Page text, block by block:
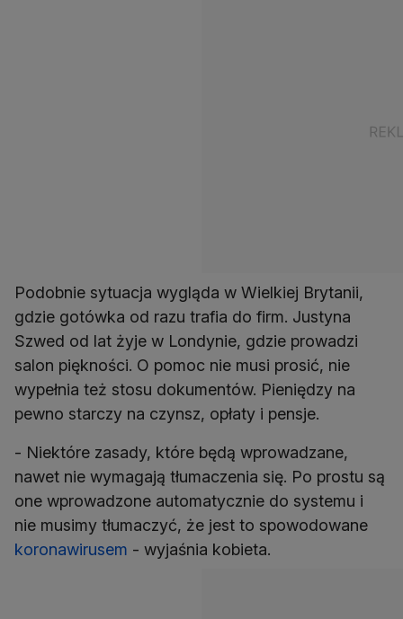
Podobnie sytuacja wygląda w Wielkiej Brytanii,
gdzie gotówka od razu trafia do firm. Justyna
Szwed od lat żyje w Londynie, gdzie prowadzi
salon piękności. O pomoc nie musi prosić, nie
wypełnia też stosu dokumentów. Pieniędzy na
pewno starczy na czynsz, opłaty i pensje.
- Niektóre zasady, które będą wprowadzane,
nawet nie wymagają tłumaczenia się. Po prostu są
one wprowadzone automatycznie do systemu i
nie musimy tłumaczyć, że jest to spowodowane
koronawirusem - wyjaśnia kobieta.